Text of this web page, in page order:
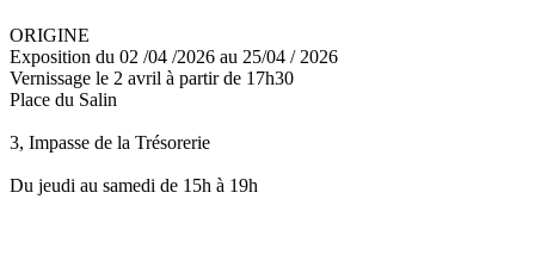
ORIGINE
Exposition du 02 /04 /2026 au 25/04 / 2026
Vernissage le 2 avril à partir de 17h30
Place du Salin
3, Impasse de la Trésorerie
Du jeudi au samedi de 15h à 19h